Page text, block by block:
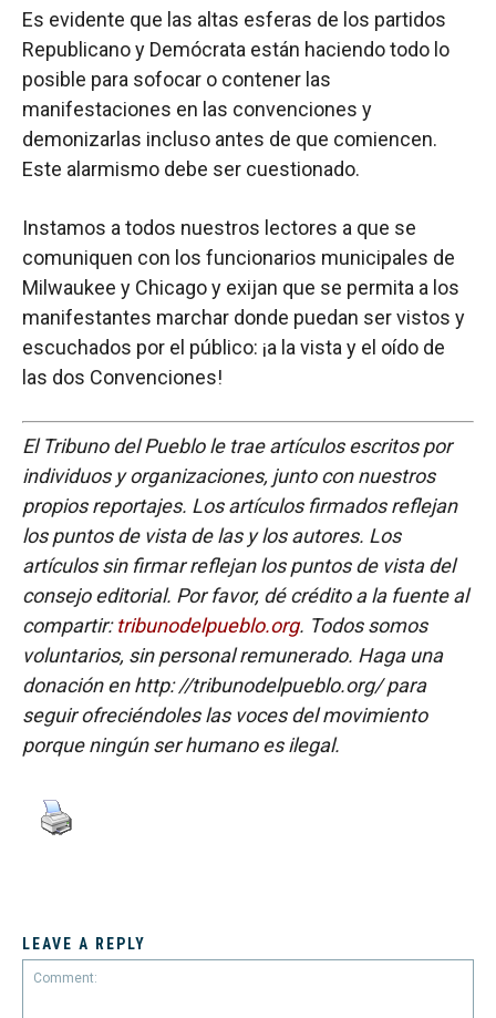
Es evidente que las altas esferas de los partidos
Republicano y Demócrata están haciendo todo lo
posible para sofocar o contener las
manifestaciones en las convenciones y
demonizarlas incluso antes de que comiencen.
Este alarmismo debe ser cuestionado.
Instamos a todos nuestros lectores a que se
comuniquen con los funcionarios municipales de
Milwaukee y Chicago y exijan que se permita a los
manifestantes marchar donde puedan ser vistos y
escuchados por el público: ¡a la vista y el oído de
las dos Convenciones!
El Tribuno del Pueblo le trae artículos escritos por
individuos y organizaciones, junto con nuestros
propios reportajes. Los artículos firmados reflejan
los puntos de vista de las y los autores. Los
artículos sin firmar reflejan los puntos de vista del
consejo editorial. Por favor, dé crédito a la fuente al
compartir:tribunodelpueblo.org. Todos somos
voluntarios, sin personal remunerado. Haga una
donación en http: //tribunodelpueblo.org/ para
seguir ofreciéndoles las voces del movimiento
porque ningún ser humano es ilegal.
LEAVE A REPLY